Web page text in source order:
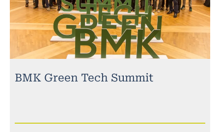
BMK Green Tech Summit